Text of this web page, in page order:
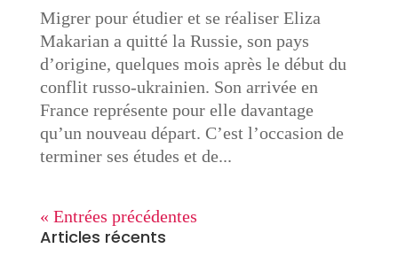
Migrer pour étudier et se réaliser Eliza
Makarian a quitté la Russie, son pays
d’origine, quelques mois après le début du
conflit russo-ukrainien. Son arrivée en
France représente pour elle davantage
qu’un nouveau départ. C’est l’occasion de
terminer ses études et de...
« Entrées précédentes
Articles récents